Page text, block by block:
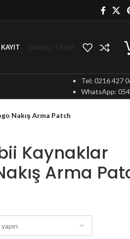
KARGO TAKİP
Tel: 0216 427
WhatsApp:
Nakış Arma Patch
Kaynaklar
Arma